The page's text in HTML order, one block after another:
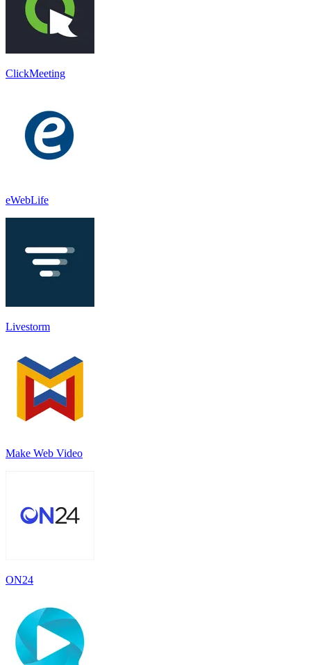
ClickMeeting
eWebLife
Livestorm
Make Web Video
ON24